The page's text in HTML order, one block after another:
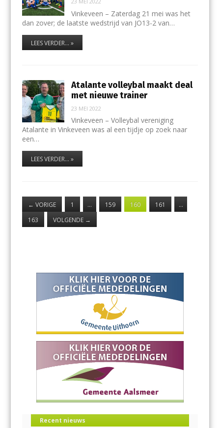
Vinkeveen – Zaterdag 21 mei was het
dan zover; de laatste wedstrijd van JO13-2 van…
LEES VERDER... »
Atalante volleybal maakt deal
met nieuwe trainer
23 MEI 2022
Vinkeveen – Volleybal vereniging
Atalante in Vinkeveen was al een tijdje op zoek naar
een…
LEES VERDER... »
← VORIGE 1 … 159 160 161
…
163
VOLGENDE →
Recent nieuws